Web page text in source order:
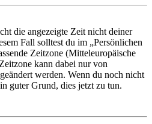
die angezeigte Zeit nicht deiner
Fall solltest du im „Persönlichen
Zeitzone (Mitteleuropäische
kann dabei nur von
werden. Wenn du noch nicht
guter Grund, dies jetzt zu tun.